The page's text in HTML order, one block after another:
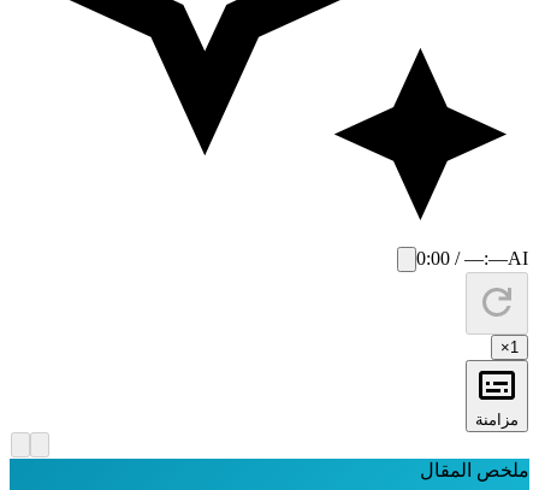
AI
0:00 / —:—
×
مزامنة
ملخص المقال